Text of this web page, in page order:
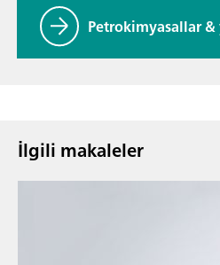
Petrokimyasallar
İlgili makaleler